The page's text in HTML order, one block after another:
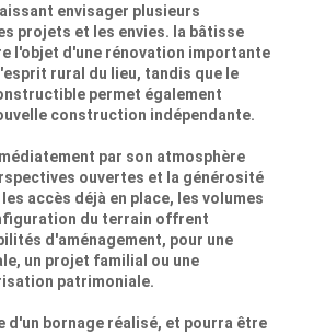
envisager plusieurs
projets et les envies. la bâtisse
l'objet d'une rénovation importante
rural du lieu, tandis que le
permet également
construction indépendante.
par son atmosphère
ouvertes et la générosité
accès déjà en place, les volumes
du terrain offrent
d'aménagement, pour une
un projet familial ou une
patrimoniale.
d'un bornage réalisé, et pourra être